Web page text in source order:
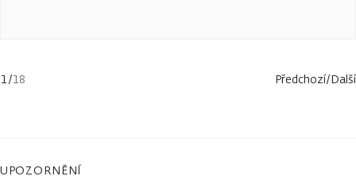
1/18 Předchozí/Další
UPOZORNĚNÍ